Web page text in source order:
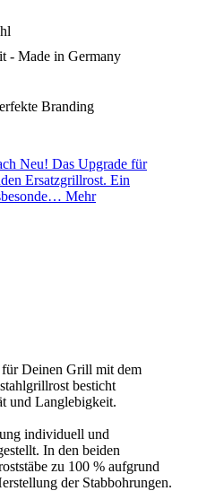
- Made in Germany
Branding
Neu! Das Upgrade für
Ersatzgrillrost. Ein
Mehr
Deinen Grill mit dem
besticht
und Langlebigkeit.
individuell und
In den beiden
zu 100 % aufgrund
der Stabbohrungen.